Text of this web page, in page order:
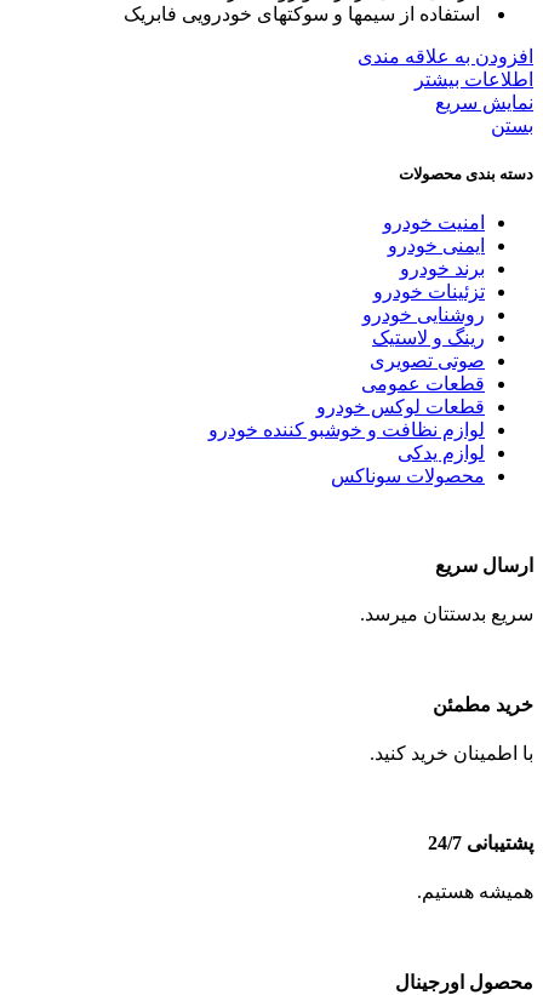
استفاده از سیمها و سوکتهای خودرویی فابریک
افزودن به علاقه مندی
اطلاعات بیشتر
نمایش سریع
بستن
دسته بندی محصولات
امنیت خودرو
ایمنی خودرو
برند خودرو
تزئینات خودرو
روشنایی خودرو
رینگ و لاستیک
صوتی تصویری
قطعات عمومی
قطعات لوکس خودرو
لوازم نظافت و خوشبو کننده خودرو
لوازم یدکی
محصولات سوناکس
ارسال سریع
سریع بدستتان میرسد.
خرید مطمئن
با اطمینان خرید کنید.
پشتیبانی 24/7
همیشه هستیم.
محصول اورجینال